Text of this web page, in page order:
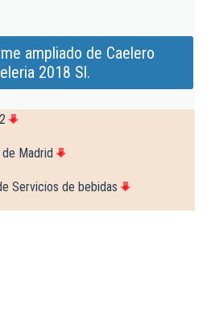
ampliado de Caelero
2018 Sl.
Madrid
Servicios de bebidas